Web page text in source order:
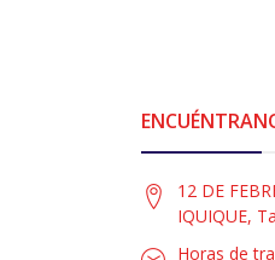
12 DE
IQUIQUE,
Horas de